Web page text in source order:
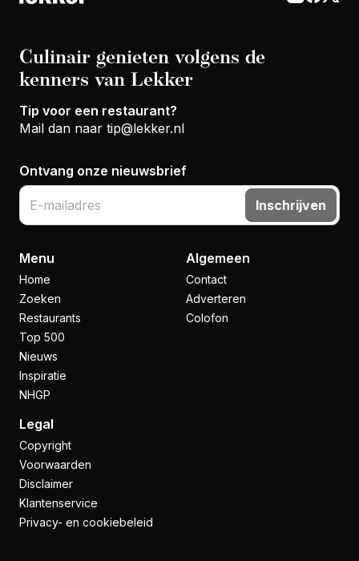
Culinair genieten volgens de
kenners van Lekker
Tip voor een restaurant?
Mail dan naar tip@lekker.nl
Ontvang onze nieuwsbrief
Inschrijven
Menu
Home
Zoeken
Restaurants
Top 500
Nieuws
Inspiratie
NHGP
Algemeen
Contact
Adverteren
Colofon
Legal
Copyright
Voorwaarden
Disclaimer
Klantenservice
Privacy- en cookiebeleid